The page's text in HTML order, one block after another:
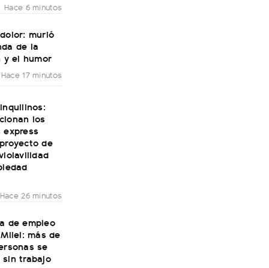
Hace 6 minutos
murió
de la
y el humor
Hace 17 minutos
los
de
Hace 26 minutos
de empleo
más de
se
sin trabajo